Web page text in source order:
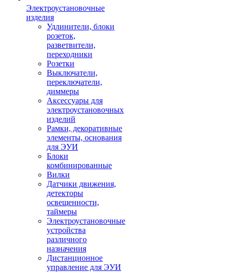
Электроустановочные
изделия
Удлинители, блоки
розеток,
разветвители,
переходники
Розетки
Выключатели,
переключатели,
диммеры
Аксессуары для
электроустановочных
изделий
Рамки, декоративные
элементы, основания
для ЭУИ
Блоки
комбинированные
Вилки
Датчики движения,
детекторы
освещенности,
таймеры
Электроустановочные
устройства
различного
назначения
Дистанционное
управление для ЭУИ